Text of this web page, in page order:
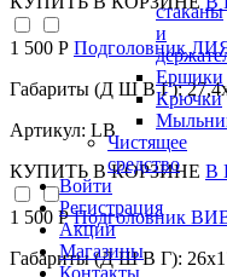
стаканы
и
Ершики
Крючки
Чистящее
средство
Войти
Регистрация
Акции
Магазины
Контакты
1 500 Р Подголовник
Габариты (Д Ш В Г):
Артикул: LB
КУПИТЬ В КОРЗИНЕ В
1 500 РПодголовник
Габариты (Д Ш В Г):